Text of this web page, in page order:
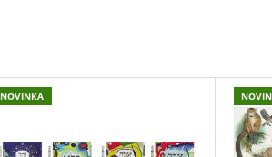
NOVINKA
VZ AR 0197 - KNOTKOVI - 30 LET S